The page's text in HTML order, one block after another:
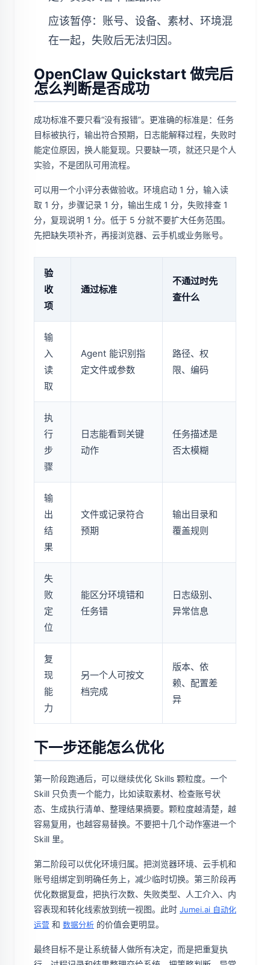
应该暂停：账号、设备、素材、环境混
在一起，失败后无法归因。
OpenClaw Quickstart 做完后
怎么判断是否成功
成功标准不要只看“没有报错”。更准确的标准是：任务
目标被执行，输出符合预期，日志能解释过程，失败时
能定位原因，换人能复现。只要缺一项，就还只是个人
实验，不是团队可用流程。
可以用一个小评分表做验收。环境启动 1 分，输入读
取 1 分，步骤记录 1 分，输出生成 1 分，失败排查 1
分，复现说明 1 分。低于 5 分就不要扩大任务范围。
先把缺失项补齐，再接浏览器、云手机或业务账号。
验
收
项
通过标准
不通过时先
查什么
输
入
读
取
Agent 能识别指
定文件或参数
路径、权
限、编码
执
行
步
骤
日志能看到关键
动作
任务描述是
否太模糊
输
出
结
果
文件或记录符合
预期
输出目录和
覆盖规则
失
败
定
位
能区分环境错和
任务错
日志级别、
异常信息
复
现
能
力
另一个人可按文
档完成
版本、依
赖、配置差
异
下一步还能怎么优化
第一阶段跑通后，可以继续优化 Skills 颗粒度。一个
Skill 只负责一个能力，比如读取素材、检查账号状
态、生成执行清单、整理结果摘要。颗粒度越清楚，越
容易复用，也越容易替换。不要把十几个动作塞进一个
Skill 里。
第二阶段可以优化环境归属。把浏览器环境、云手机和
账号组绑定到明确任务上，减少临时切换。第三阶段再
优化数据复盘，把执行次数、失败类型、人工介入、内
容表现和转化线索放到统一视图。此时 Jumei.ai 自动化
运营 和 数据分析 的价值会更明显。
最终目标不是让系统替人做所有决定，而是把重复执